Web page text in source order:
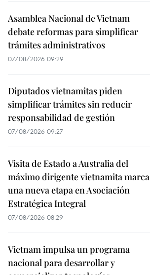
Asamblea Nacional de Vietnam
debate reformas para simplificar
trámites administrativos
07/08/2026 09:29
Diputados vietnamitas piden
simplificar trámites sin reducir
responsabilidad de gestión
07/08/2026 09:27
Visita de Estado a Australia del
máximo dirigente vietnamita marca
una nueva etapa en Asociación
Estratégica Integral
07/08/2026 08:29
Vietnam impulsa un programa
nacional para desarrollar y